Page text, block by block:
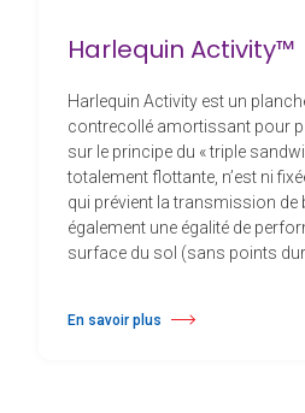
Harlequin Activity™
Harlequin Activity est un
contrecollé amortissant pour
sur le principe du « triple
totalement flottante, n’est ni
qui prévient la transmission de
également une égalité de
surface du sol (sans points
En savoir plus
à propos Harlequin Activity™